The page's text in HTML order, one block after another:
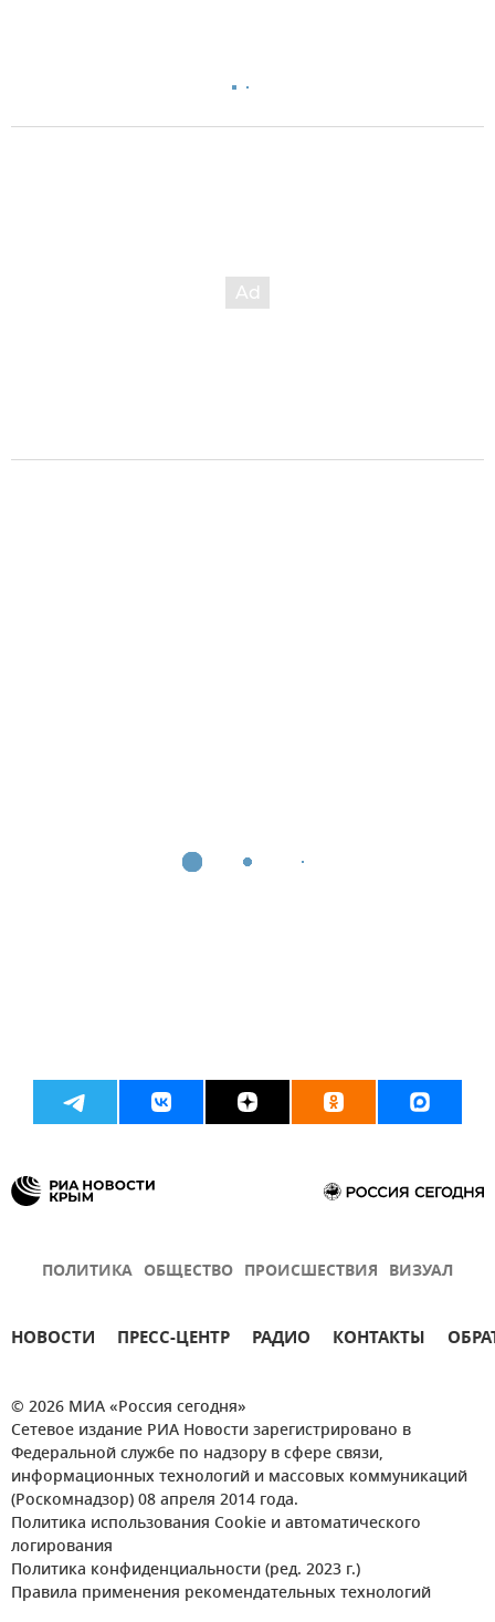
ПОЛИТИКА ОБЩЕСТВО ПРОИСШЕСТВИЯ ВИЗУАЛ
НОВОСТИ ПРЕСС-ЦЕНТР РАДИО КОНТАКТЫ
© 2026 МИА «Россия сегодня»
Сетевое издание РИА Новости зарегистрировано в
Федеральной службе по надзору в сфере связи,
информационных технологий и массовых коммуникаций
(Роскомнадзор) 08 апреля 2014 года.
Политика использования Cookie и автоматического
логирования
Политика конфиденциальности (ред. 2023 г.)
Правила применения рекомендательных технологий